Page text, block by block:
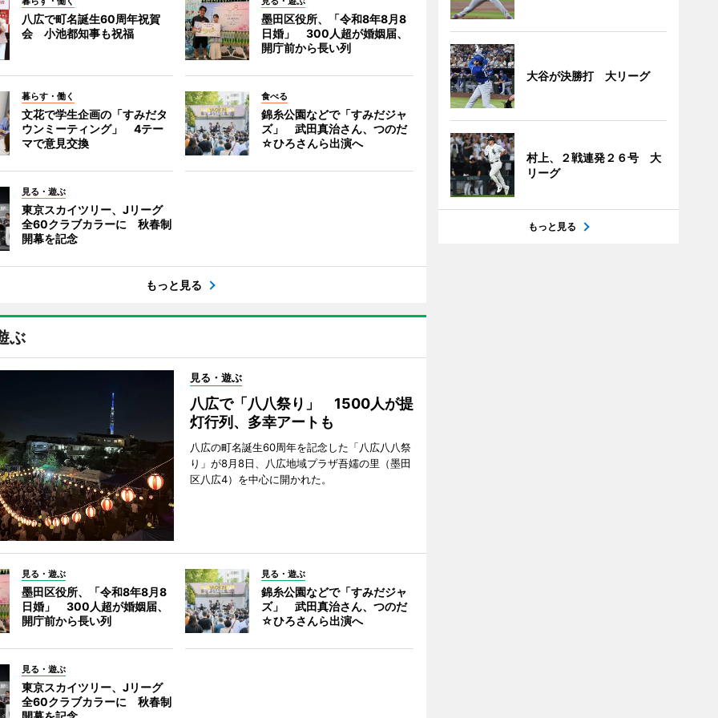
八広で町名誕生60周年祝賀
会 小池都知事も祝福
墨田区役所、「令和8年8月8
日婚」 300人超が婚姻届、
開庁前から長い列
暮らす・働く
文花で学生企画の「すみだタ
ウンミーティング」 4テー
マで意見交換
食べる
錦糸公園などで「すみだジャ
ズ」 武田真治さん、つのだ
☆ひろさんら出演へ
見る・遊ぶ
東京スカイツリー、Jリーグ
全60クラブカラーに 秋春制
開幕を記念
もっと見る
ぶ
見る・遊ぶ
八広で「八八祭り」 1500人が提
灯行列、多幸アートも
八広の町名誕生60周年を記念した「八広八八祭
り」が8月8日、八広地域プラザ吾嬬の里（墨田
区八広4）を中心に開かれた。
見る・遊ぶ
墨田区役所、「令和8年8月8
日婚」 300人超が婚姻届、
開庁前から長い列
見る・遊ぶ
錦糸公園などで「すみだジャ
ズ」 武田真治さん、つのだ
☆ひろさんら出演へ
見る・遊ぶ
東京スカイツリー、Jリーグ
全60クラブカラーに 秋春制
大谷が決勝打 大リーグ
村上、２戦連発２６号 大
リーグ
もっと見る